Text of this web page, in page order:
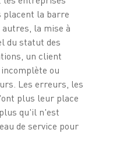
placent la barre
la mise à
du statut des
un client
ou
Les erreurs, les
plus leur place
qu'il n'est
de service pour